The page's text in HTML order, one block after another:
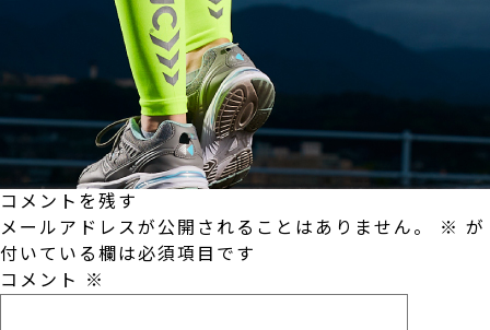
コメントを残す
メールアドレスが公開されることはありません。
※ が
付いている欄は必須項目です
コメント ※